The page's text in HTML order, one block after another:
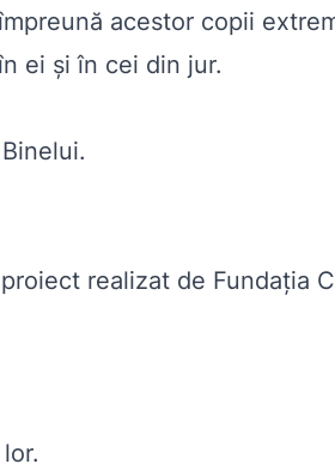
acestor copii
ei și în cei din jur.
.
realizat de Fundația